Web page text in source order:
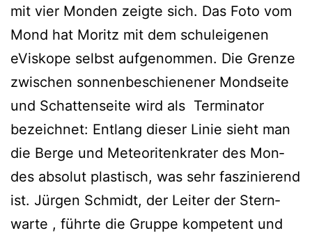
mit vier Mon­den zeig­te sich. Das Foto vom
Mond hat Moritz mit dem schul­ei­ge­nen
eVisko­pe selbst auf­ge­nom­men. Die Gren­ze
zwi­schen son­nen­be­schie­ne­ner Mond­sei­te
und Schat­ten­sei­te wird als Ter­mi­na­tor
bezeich­net: Ent­lang die­ser Linie sieht man
die Ber­ge und Meteo­ri­ten­kra­ter des Mon­
des abso­lut plas­tisch, was sehr fas­zi­nie­rend
ist. Jür­gen Schmidt, der Lei­ter der Stern­
war­te , führ­te die Grup­pe kom­pe­tent und